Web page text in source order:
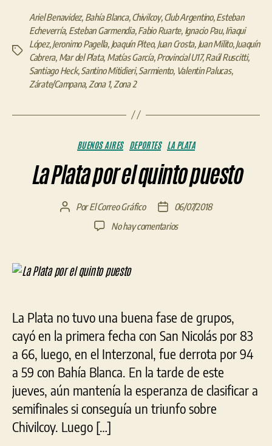
Etiquetas
Ariel Benavidez, Bahía Blanca,Chivilcoy,Club Argentino,Esteban
Echeverría, Esteban Garmendia,Fabio Ruarte, Ignacio Pau,Iñaqui
López,Jeronimo Pagella, Joaquín Piteo, Juan Crosta, Juan Milito,Juaquín
Cabrera, Mar del Plata, Matías García,Provincial U17,Raúl Ruscitti,
Santiago Heck,Santino Mitidieri,Sarmiento, Valentin Palucas,
Zárate/Campana, Zona 1, Zona 2
Categorías
BUENOS AIRES DEPORTES LA PLATA
La Plata por el quinto puesto
AutorPorEl Correo Gráfico
Fecha
de
06/07/2018
No hay comentariosen
La Plata no tuvo una buena fase de grupos,
cayó en la primera fecha con San Nicolás por 83
a 66, luego, en el Interzonal, fue derrota por 94
a 59 con Bahía Blanca. En la tarde de este
jueves, aún mantenía la esperanza de clasificar a
semifinales si conseguía un triunfo sobre
Chivilcoy. Luego […]